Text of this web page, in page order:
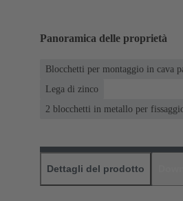
Panoramica delle proprietà
Blocchetti per montaggio in cava
Lega di zinco
2 blocchetti in metallo per
Dettagli del prodotto